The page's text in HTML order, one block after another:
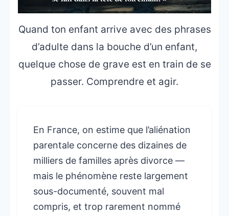
Quand ton enfant arrive avec des phrases
d’adulte dans la bouche d’un enfant,
quelque chose de grave est en train de se
passer. Comprendre et agir.
En France, on estime que l’aliénation
parentale concerne des dizaines de
milliers de familles après divorce —
mais le phénomène reste largement
sous-documenté, souvent mal
compris, et trop rarement nommé